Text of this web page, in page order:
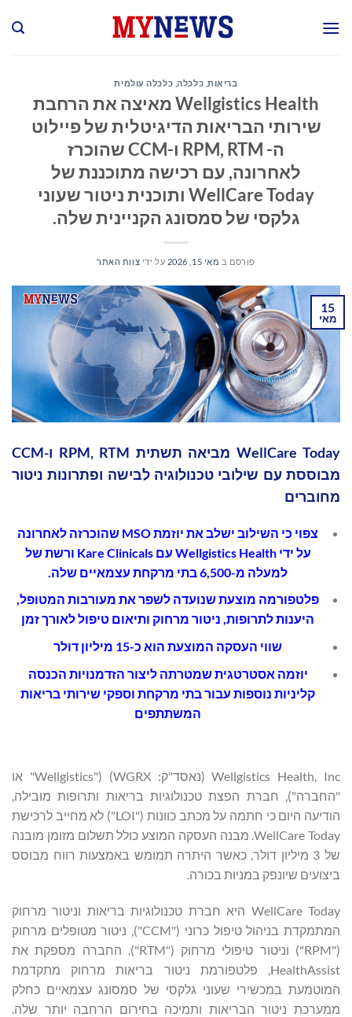
בריאות, כלכלה, כלכלה עולמית
Wellgistics Health מאיצה את הרחבת
שירותי הבריאות הדיגיטלית של פיילוט
ה- RPM, RTM ו-CCM שהוכרז
לאחרונה, עם רכישה מתוכננת של
WellCare Today ותוכנית ניטור שעוני
גלקסי של סמסונג הקניינית שלה.
פורסם ב מאי 15, 2026 על ידי צוות האתר
15
מאי
WellCare Today מביאה תשתית RPM, RTM ו-CCM
מבוססת עם שילובי טכנולוגיה לבישה ופתרונות ניטור
מחוברים
צפוי כי השילוב ישלב את יוזמתMSO שהוכרזה לאחרונה
על ידיWellgistics Health עםKare Clinicals ורשת של
למעלה מ-6,500 בתי מרקחת עצמאיים שלה.
פלטפורמה מוצעת שנועדה לשפר את מעורבות המטופל,
היענות לתרופות, ניטור מרחוק ותיאום טיפול לאורך זמן
שווי העסקה המוצעת הוא כ-15 מיליון דולר
יוזמה אסטרטגית שמטרתה ליצור הזדמנויות הכנסה
קליניות נוספות עבור בתי מרקחת וספקי שירותי בריאות
המשתתפים
Wellgistics Health, Inc (נאסד"ק: WGRX) ("Wellgistics" או
"החברה"), חברת הפצת טכנולוגיות בריאות ותרופות מובילה,
הודיעה היום כי חתמה על מכתב כוונות ("LOI") לא מחייב לרכישת
WellCare Today. מבנה העסקה המוצע כולל תשלום מזומן מובנה
של 3 מיליון דולר, כאשר היתרה תמומש באמצעות רווח מבוסס
ביצועים שיונפק במניות בכורה.
WellCare Today היא חברת טכנולוגיות בריאות וניטור מרחוק
המתמקדת בניהול טיפול כרוני ("CCM"), ניטור מטופלים מרחוק
("RPM") וניטור טיפולי מרחוק ("RTM"). החברה מספקת את
HealthAssist, פלטפורמת ניטור בריאות מרחוק מתקדמת
המוטמעת במכשירי שעוני גלקסי של סמסונג עצמאיים כחלק
ממערכת ניטור הבריאות ותמיכה בחירום הרחבה יותר שלה.